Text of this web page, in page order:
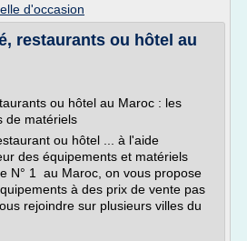
d'occasion
restaurants ou hôtel au
ou hôtel au Maroc : les
de matériels
ou hôtel ... à l'aide
des équipements et matériels
N° 1 au Maroc, on vous propose
à des prix de vente pas
rejoindre sur plusieurs villes du